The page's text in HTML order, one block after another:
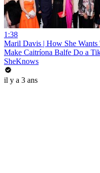
1:38
Maril Davis | How She
Make Caitríona Balfe Do a
SheKnows
il y a 3 ans